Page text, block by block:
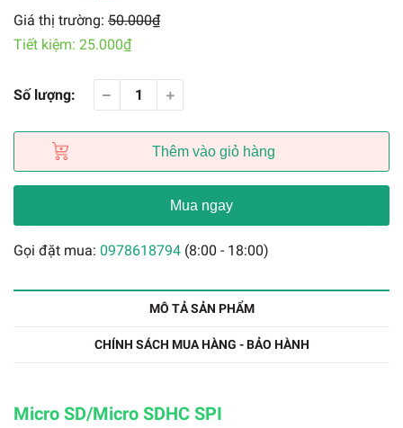
Giá thị trường: 50.000₫
Tiết kiệm: 25.000₫
Số lượng:
Thêm vào giỏ hàng
Mua ngay
Gọi đặt mua: 0978618794 (8:00 - 18:00)
MÔ TẢ SẢN PHẨM
CHÍNH SÁCH MUA HÀNG - BẢO HÀNH
Micro SD/Micro SDHC SPI